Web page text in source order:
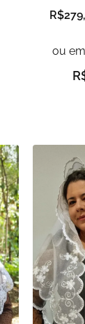
R$
ou